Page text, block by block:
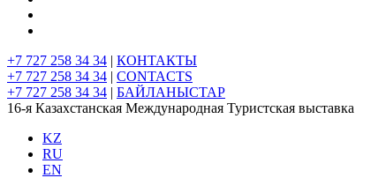
+7 727 258 34 34 | КОНТАКТЫ
+7 727 258 34 34 | CONTACTS
+7 727 258 34 34 | БАЙЛАНЫСТАР
16-я Казахстанская Международная Туристская выставка
KZ
RU
EN